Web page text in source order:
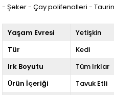
- Şeker - Çay polifenolleri - Taurin
Yaşam Evresi
Yetişkin
Tür
Kedi
Irk Boyutu
Tüm Irklar
Ürün İçeriği
Tavuk Etli